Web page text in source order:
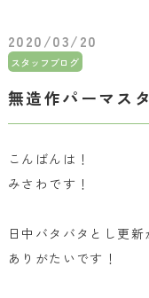
2020/03/20
スタッフブログ
無造作パーマス
こんばんは！
みさわです！
日中バタバタとし更
ありがたいです！